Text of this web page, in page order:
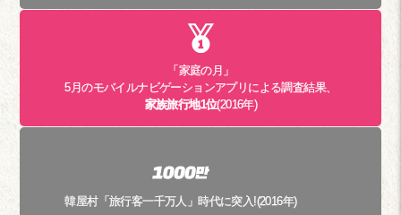
「家庭の月」
5月のモバイルナビゲーションアプリによる調査結果、
家族旅行地1位(2016年)
韓屋村「旅行客一千万人」時代に突入!(2016年)